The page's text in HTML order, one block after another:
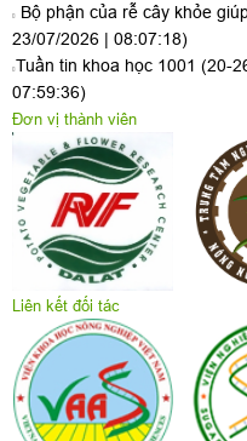
Bộ phận của rễ cây khỏe
23/07/2026 | 08:07:18)
Tuần tin khoa học 1001 (20-
07:59:36)
Đơn vị thành viên
Liên kết đối tác